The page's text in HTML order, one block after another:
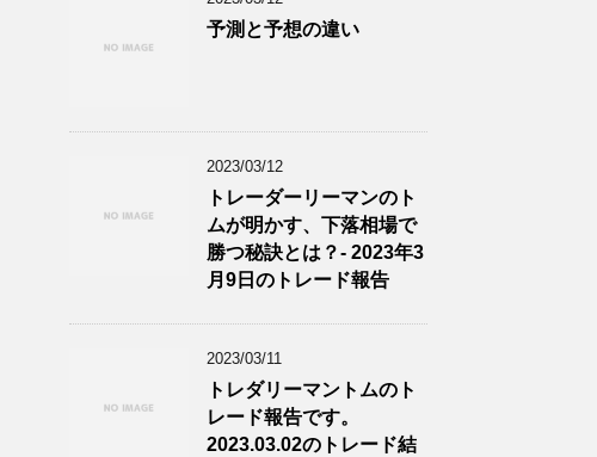
予測と予想の違い
2023/03/12
トレーダーリーマンのト
ムが明かす、下落相場で
勝つ秘訣とは？- 2023年3
月9日のトレード報告
2023/03/11
トレダリーマントムのト
レード報告です。
2023.03.02のトレード結